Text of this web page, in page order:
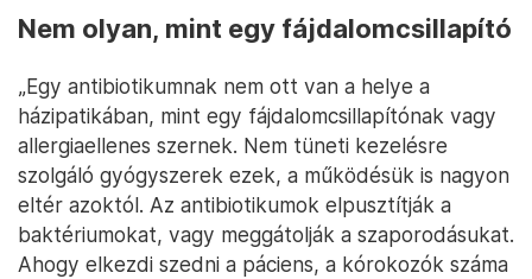
Nem olyan, mint egy fájdalomcsillapító
„Egy antibiotikumnak nem ott van a helye a
házipatikában, mint egy fájdalomcsillapítónak vagy
allergiaellenes szernek. Nem tüneti kezelésre
szolgáló gyógyszerek ezek, a működésük is nagyon
eltér azoktól. Az antibiotikumok elpusztítják a
baktériumokat, vagy meggátolják a szaporodásukat.
Ahogy elkezdi szedni a páciens, a kórokozók száma